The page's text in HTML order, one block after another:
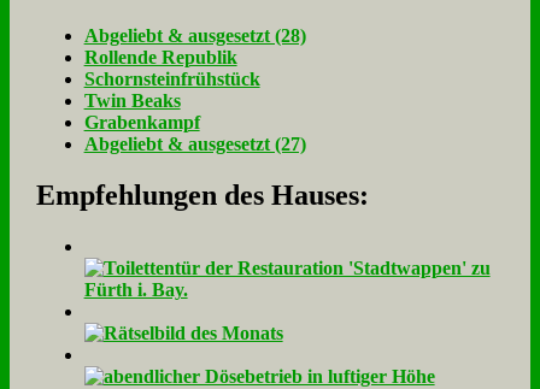
Ab­ge­liebt & aus­ge­setzt (28)
Rol­len­de Re­pu­blik
Schorn­stein­früh­stück
Twin Beaks
Gra­ben­kampf
Ab­ge­liebt & aus­ge­setzt (27)
Empfehlungen des Hauses: